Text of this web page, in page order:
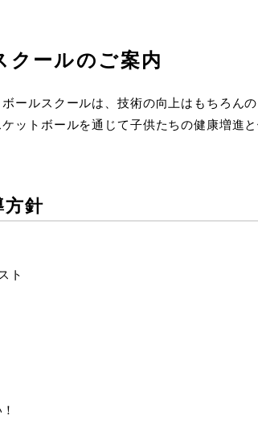
クールのご案内
ールスクールは、技術の向上はもちろん
ットボールを通じて子供たちの健康増進
針
ト